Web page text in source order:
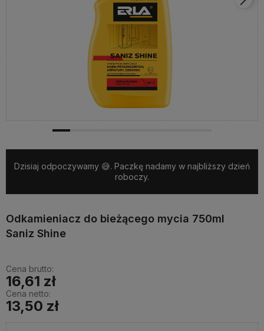
Dzisiaj odpoczywamy 😅. Paczkę nadamy w najbliższy dzień
roboczy.
Odkamieniacz do bieżącego mycia 750ml
Saniz Shine
Cena brutto:
16,61 zł
Cena netto:
13,50 zł